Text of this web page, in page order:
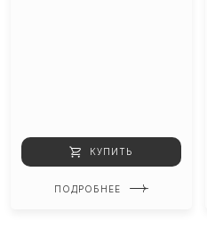
КУПИТЬ
ПОДРОБНЕЕ